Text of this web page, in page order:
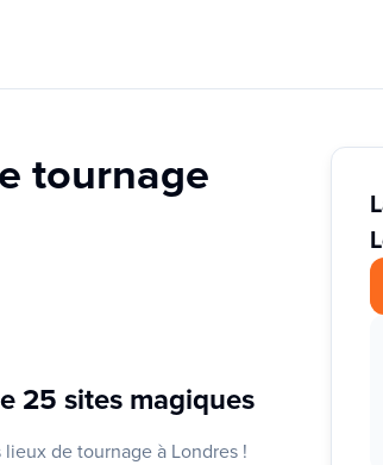
tournage
25 sites magiques
de tournage à Londres !